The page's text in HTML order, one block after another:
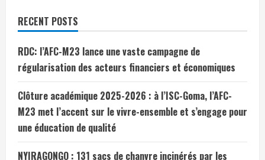
RECENT POSTS
RDC: l’AFC-M23 lance une vaste campagne de
régularisation des acteurs financiers et économiques
Clôture académique 2025-2026 : à l’ISC-Goma, l’AFC-
M23 met l’accent sur le vivre-ensemble et s’engage pour
une éducation de qualité
NYIRAGONGO : 131 sacs de chanvre incinérés par les